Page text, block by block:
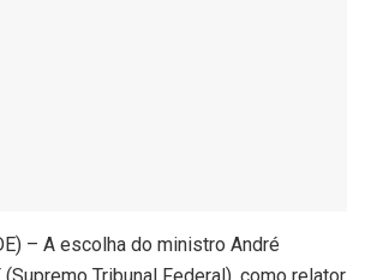
– A escolha do ministro André